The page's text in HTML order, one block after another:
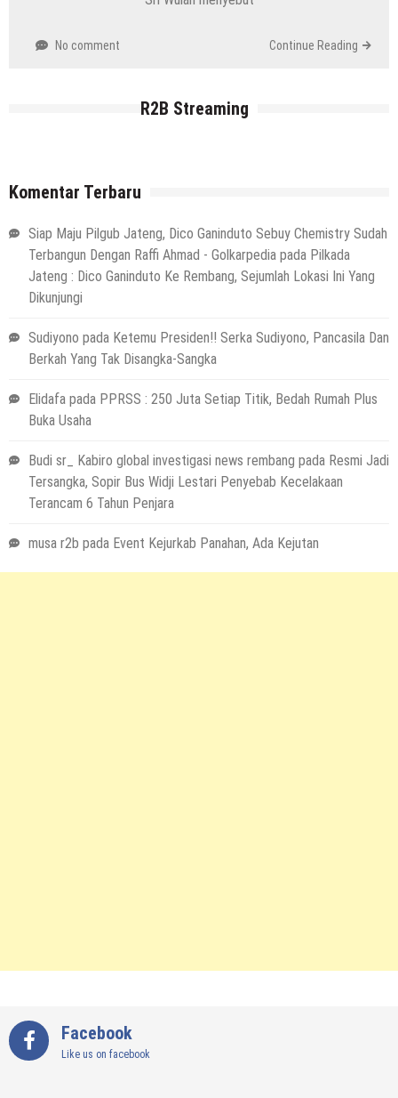
No comment Continue Reading
R2B Streaming
Komentar Terbaru
Siap Maju Pilgub Jateng, Dico Ganinduto Sebuy Chemistry Sudah
Terbangun Dengan Raffi Ahmad - Golkarpedia pada Pilkada
Jateng : Dico Ganinduto Ke Rembang, Sejumlah Lokasi Ini Yang
Dikunjungi
Sudiyono pada Ketemu Presiden!! Serka Sudiyono, Pancasila Dan
Berkah Yang Tak Disangka-Sangka
Elidafa pada PPRSS : 250 Juta Setiap Titik, Bedah Rumah Plus
Buka Usaha
Budi sr_ Kabiro global investigasi news rembang pada Resmi Jadi
Tersangka, Sopir Bus Widji Lestari Penyebab Kecelakaan
Terancam 6 Tahun Penjara
musa r2b pada Event Kejurkab Panahan, Ada Kejutan
Facebook
Like us on facebook